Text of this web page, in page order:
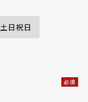
土日祝日
必須